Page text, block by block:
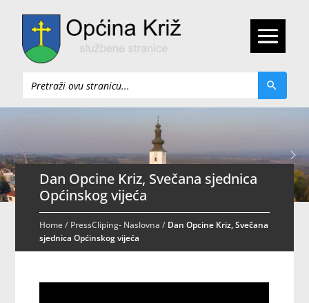
Pretraži
Dan Opcine Kriz, Svečana sjednica
Općinskog vijeća
Home/ PressCliping- Naslovna / Dan Opcine Kriz, Svečana
sjednica Općinskog vijeća